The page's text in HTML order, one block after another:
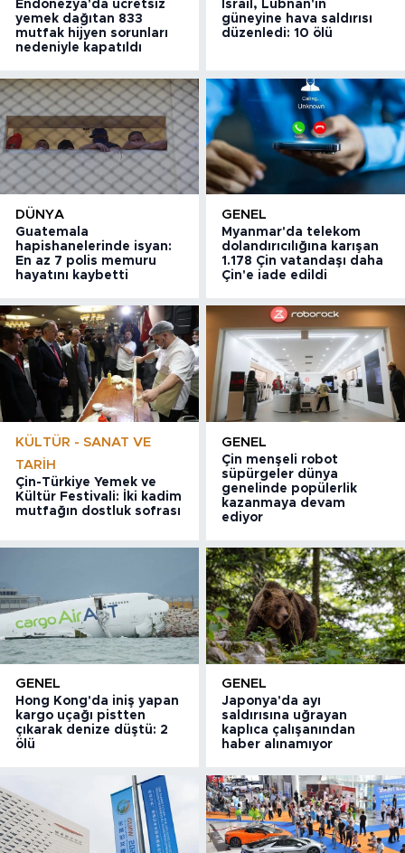
Endonezya'da ücretsiz
yemek dağıtan 833
mutfak hijyen sorunları
nedeniyle kapatıldı
İsrail, Lübnan'ın
güneyine hava saldırısı
düzenledi: 10 ölü
DÜNYA
Guatemala
hapishanelerinde isyan:
En az 7 polis memuru
hayatını kaybetti
GENEL
Myanmar'da telekom
dolandırıcılığına karışan
1.178 Çin vatandaşı daha
Çin'e iade edildi
KÜLTÜR - SANAT VE
TARIH
Çin-Türkiye Yemek ve
Kültür Festivali: İki kadim
mutfağın dostluk sofrası
GENEL
Çin menşeli robot
süpürgeler dünya
genelinde popülerlik
kazanmaya devam
ediyor
GENEL
Hong Kong'da iniş yapan
kargo uçağı pistten
çıkarak denize düştü: 2
ölü
GENEL
Japonya'da ayı
saldırısına uğrayan
kaplıca çalışanından
haber alınamıyor